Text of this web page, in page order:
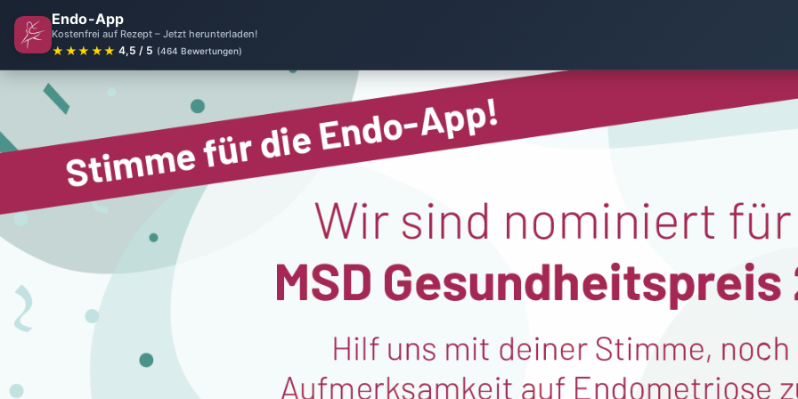
Endo-App
Kostenfrei auf Rezept – Jetzt herunterladen!
★★★★★ 4,5 / 5 (464 Bewertungen)